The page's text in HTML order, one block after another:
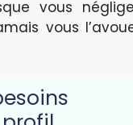
vous
vous